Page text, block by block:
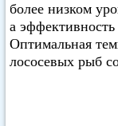
более низком
а
Оптимальная
лососевых рыб